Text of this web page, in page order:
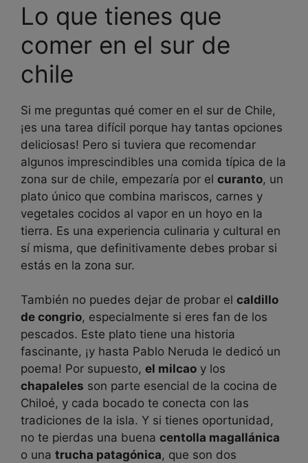
Lo que tienes que
comer en el sur de
chile
Si me preguntas qué comer en el sur de Chile,
¡es una tarea difícil porque hay tantas opciones
deliciosas! Pero si tuviera que recomendar
algunos imprescindibles una comida típica de la
zona sur de chile, empezaría por el curanto, un
plato único que combina mariscos, carnes y
vegetales cocidos al vapor en un hoyo en la
tierra. Es una experiencia culinaria y cultural en
sí misma, que definitivamente debes probar si
estás en la zona sur.
También no puedes dejar de probar el caldillo
de congrio, especialmente si eres fan de los
pescados. Este plato tiene una historia
fascinante, ¡y hasta Pablo Neruda le dedicó un
poema! Por supuesto, el milcao y los
chapaleles son parte esencial de la cocina de
Chiloé, y cada bocado te conecta con las
tradiciones de la isla. Y si tienes oportunidad,
no te pierdas una buena centolla magallánica
o una trucha patagónica, que son dos